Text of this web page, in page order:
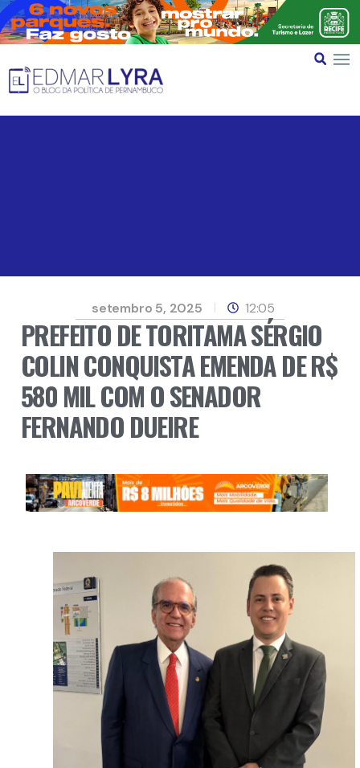
setembro 5, 2025 12:05
PREFEITO DE TORITAMA SÉRGIO
COLIN CONQUISTA EMENDA DE R$
580 MIL COM O SENADOR
FERNANDO DUEIRE